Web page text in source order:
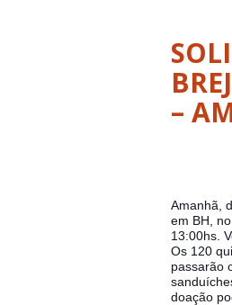
–
Amanhã,
em BH,
13:00hs.
Os 120
passarão
doação